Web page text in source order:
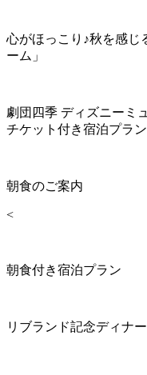
心がほっこり♪秋を感じ
ーム」
劇団四季 ディズニーミ
チケット付き宿泊プラン
朝食のご案内
<
朝食付き宿泊プラン
リブランド記念ディナ